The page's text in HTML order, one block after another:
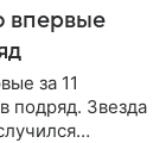
впервые
за 11
подряд. Звезда